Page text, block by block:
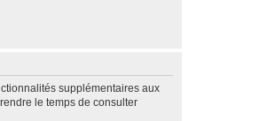
supplémentaires aux
le temps de consulter